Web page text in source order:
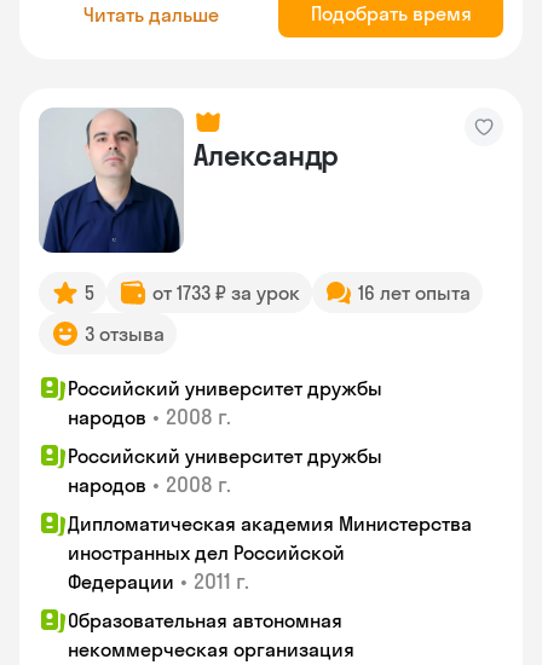
Читать дальше Подобрать время
Александр
5 от 1733 ₽ за урок
16 лет опыта
3 отзыва
Российский университет дружбы
народов • 2008 г.
Российский университет дружбы
народов • 2008 г.
Дипломатическая академия Министерства
иностранных дел Российской
Федерации • 2011 г.
Образовательная автономная
некоммерческая организация